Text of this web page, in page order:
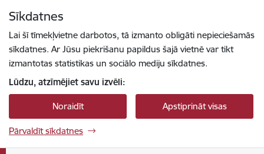
Sīkdatnes
Lai šī tīmekļvietne darbotos, tā izmanto obligāti nepieciešamās
sīkdatnes. Ar Jūsu piekrišanu papildus šajā vietnē var tikt
izmantotas statistikas un sociālo mediju sīkdatnes.
Lūdzu, atzīmējiet savu izvēli:
Noraidīt Apstiprināt visas
Pārvaldīt sīkdatnes